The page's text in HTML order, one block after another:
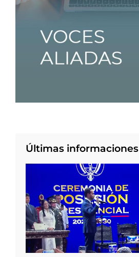
Últimas informaciones